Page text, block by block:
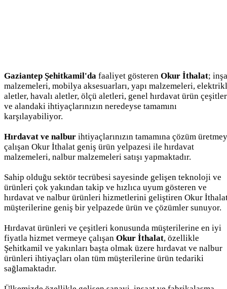
Gaziantep Şehitkamil'da faaliyet gösteren Okur İthalat;
malzemeleri, mobilya aksesuarları, yapı malzemeleri,
aletler, havalı aletler, ölçü aletleri, genel hırdavat ürün
ve alandaki ihtiyaçlarınızın neredeyse tamamını
karşılayabiliyor.
Hırdavat ve nalbur ihtiyaçlarınızın tamamına çözüm
çalışan Okur İthalat geniş ürün yelpazesi ile hırdavat
malzemeleri, nalbur malzemeleri satışı yapmaktadır.
Sahip olduğu sektör tecrübesi sayesinde gelişen teknoloji ve
ürünleri çok yakından takip ve hızlıca uyum gösteren ve
hırdavat ve nalbur ürünleri hizmetlerini geliştiren Okur
müşterilerine geniş bir yelpazede ürün ve çözümler sunuyor.
Hırdavat ürünleri ve çeşitleri konusunda müşterilerine en iyi
fiyatla hizmet vermeye çalışan Okur İthalat, özellikle
Şehitkamil ve yakınları başta olmak üzere hırdavat ve nalbur
ürünleri ihtiyaçları olan tüm müşterilerine ürün tedariki
sağlamaktadır.